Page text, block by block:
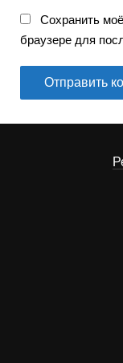
Сохранить
браузере для